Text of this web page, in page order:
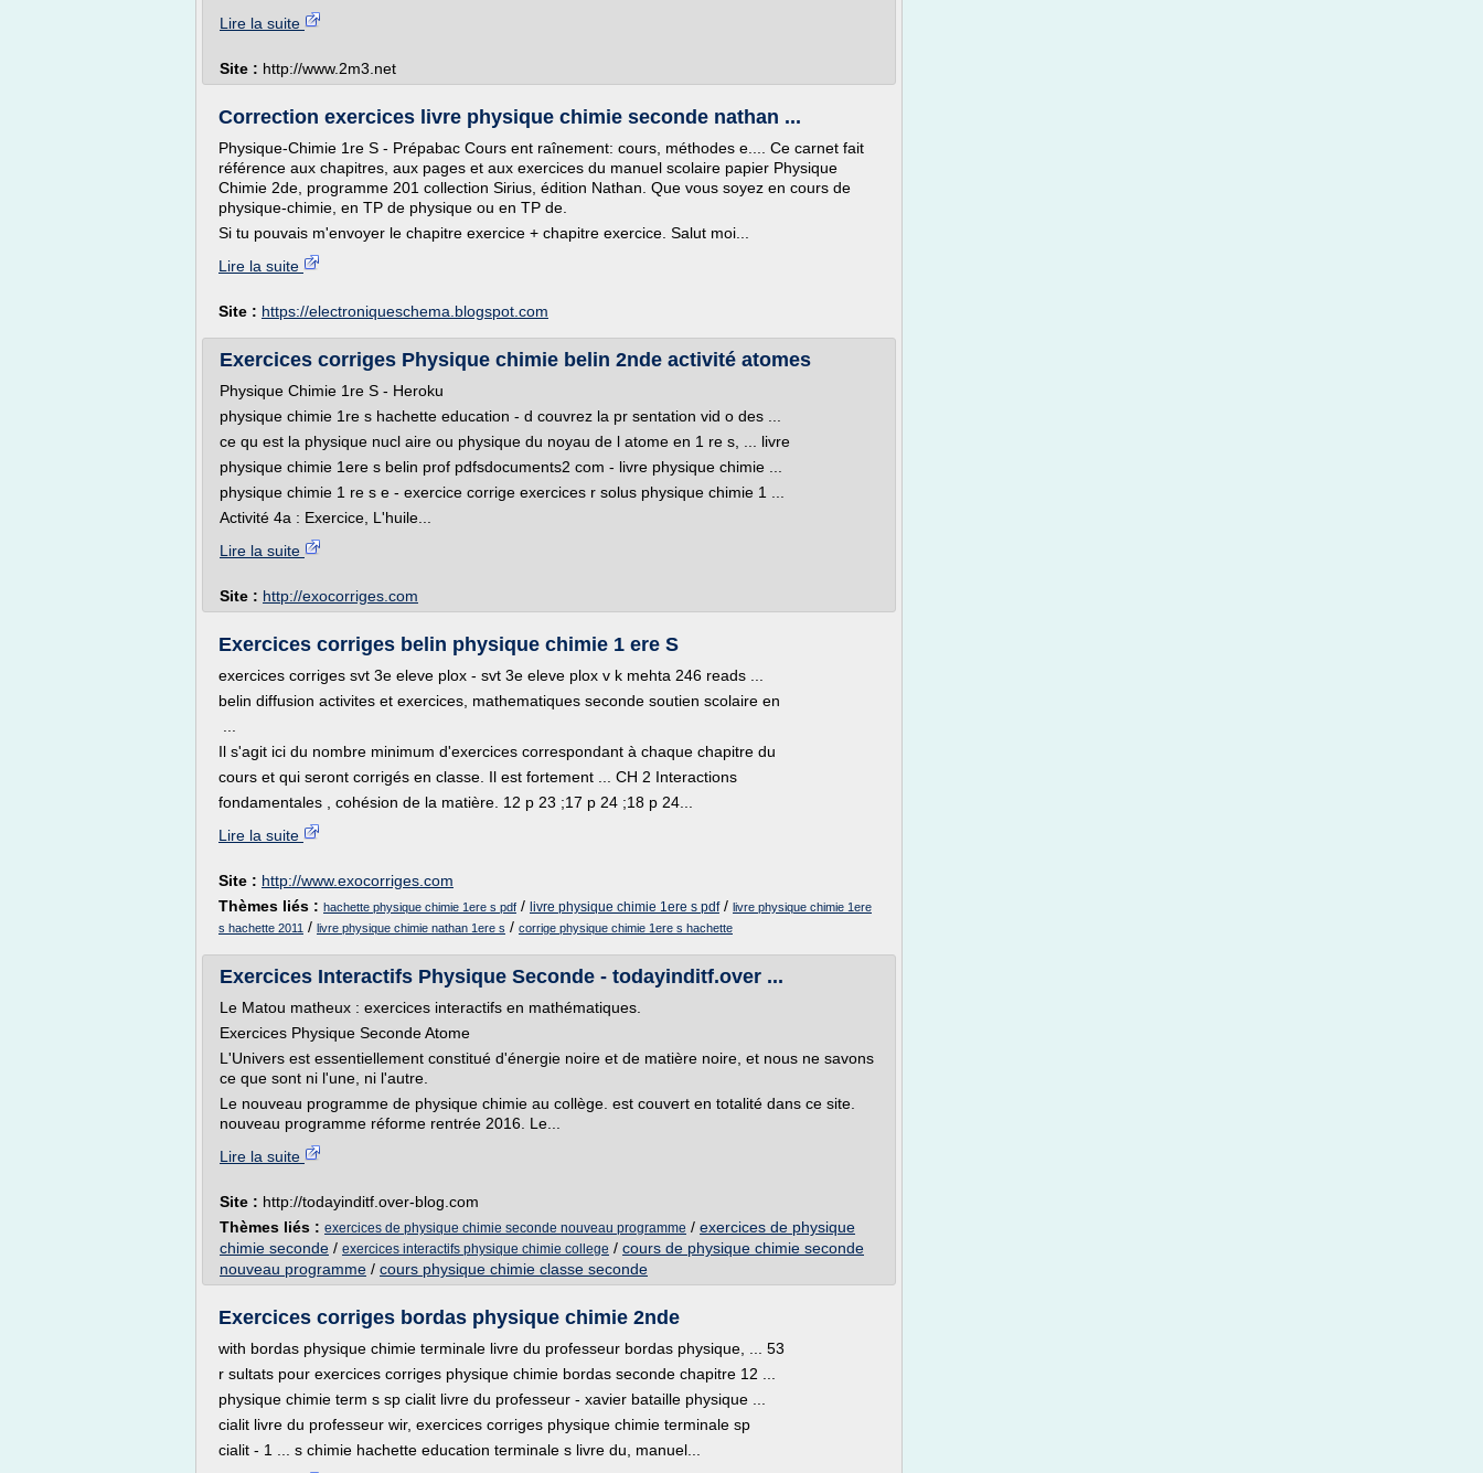
Lire la suite
Site : http://www.2m3.net
Correction exercices livre physique chimie seconde nathan ...
Physique-Chimie 1re S - Prépabac Cours ent raînement: cours, méthodes e.... Ce carnet fait
référence aux chapitres, aux pages et aux exercices du manuel scolaire papier Physique
Chimie 2de, programme 201 collection Sirius, édition Nathan. Que vous soyez en cours de
physique-chimie, en TP de physique ou en TP de.
Si tu pouvais m'envoyer le chapitre exercice + chapitre exercice. Salut moi...
Lire la suite
Site : https://electroniqueschema.blogspot.com
Exercices corriges Physique chimie belin 2nde activité atomes
Physique Chimie 1re S - Heroku
physique chimie 1re s hachette education - d couvrez la pr sentation vid o des ...
ce qu est la physique nucl aire ou physique du noyau de l atome en 1 re s, ... livre
physique chimie 1ere s belin prof pdfsdocuments2 com - livre physique chimie ...
physique chimie 1 re s e - exercice corrige exercices r solus physique chimie 1 ...
Activité 4a : Exercice, L'huile...
Lire la suite
Site : http://exocorriges.com
Exercices corriges belin physique chimie 1 ere S
exercices corriges svt 3e eleve plox - svt 3e eleve plox v k mehta 246 reads ...
belin diffusion activites et exercices, mathematiques seconde soutien scolaire en
Il s'agit ici du nombre minimum d'exercices correspondant à chaque chapitre du
cours et qui seront corrigés en classe. Il est fortement ... CH 2 Interactions
fondamentales , cohésion de la matière. 12 p 23 ;17 p 24 ;18 p 24...
Lire la suite
Site : http://www.exocorriges.com
Thèmes liés : hachette physique chimie 1ere s pdf / livre physique chimie 1ere s pdf/ livre physique chimie 1ere
s hachette 2011 / livre physique chimie nathan 1ere s / corrige physique chimie 1ere s hachette
Exercices Interactifs Physique Seconde - todayinditf.over ...
Le Matou matheux : exercices interactifs en mathématiques.
Exercices Physique Seconde Atome
L'Univers est essentiellement constitué d'énergie noire et de matière noire, et nous ne savons
ce que sont ni l'une, ni l'autre.
Le nouveau programme de physique chimie au collège. est couvert en totalité dans ce site.
nouveau programme réforme rentrée 2016. Le...
Lire la suite
Site : http://todayinditf.over-blog.com
Thèmes liés : exercices de physique chimie seconde nouveau programme / exercices de physique
chimie seconde / exercices interactifs physique chimie college / cours de physique chimie seconde
nouveau programme / cours physique chimie classe seconde
Exercices corriges bordas physique chimie 2nde
with bordas physique chimie terminale livre du professeur bordas physique, ... 53
r sultats pour exercices corriges physique chimie bordas seconde chapitre 12 ...
physique chimie term s sp cialit livre du professeur - xavier bataille physique ...
cialit livre du professeur wir, exercices corriges physique chimie terminale sp
cialit - 1 ... s chimie hachette education terminale s livre du, manuel...